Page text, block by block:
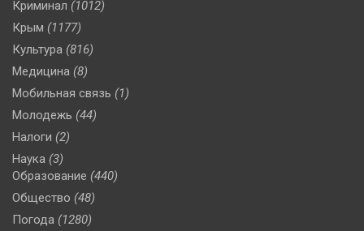
Криминал (1012)
Крым (1177)
Культура (816)
Медицина (8)
Мобильная связь (1)
Молодежь (44)
Налоги (2)
Наука (3)
Образование (440)
Общество (48)
Погода (1280)